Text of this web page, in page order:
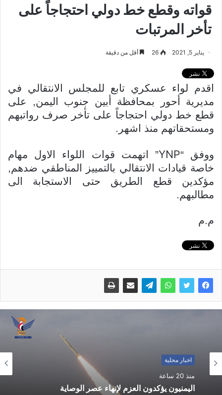
قواته وقطع خط دولي احتجاجاً على
تأخر المرتبات
يناير 5, 2021 26 أقل من دقيقة
اقدم لواء عسكري تابع للمجلس الانتقالي في
مديرية أحور بمحافظة أبين جنوب اليمن, على
قطع خط دولي احتجاجاً على تأخر صرف رواتبهم
ومستحقاتهم منذ اشهر.
ووفق “YNP” اتهمت قوات اللواء الاول مهام
خاصة قيادات الانتقالي بالتمييز المناطقي ضدهم,
مؤكدين قطع الطريق حتى الاستجابة الى
مطالبهم.
م.م
اخبار محلية
منذ 20 ساعة
اليمنيون يؤكدون العزم لإنهاء عصر الوصاية